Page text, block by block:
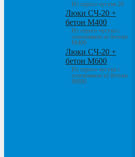
Из серого чугуна 20
Люки СЧ-20 +
бетон М400
Из серого чугуна с
основанием из бетона
М400
Люки СЧ-20 +
бетон М600
Из серого чугуна с
основанием из бетона
М600